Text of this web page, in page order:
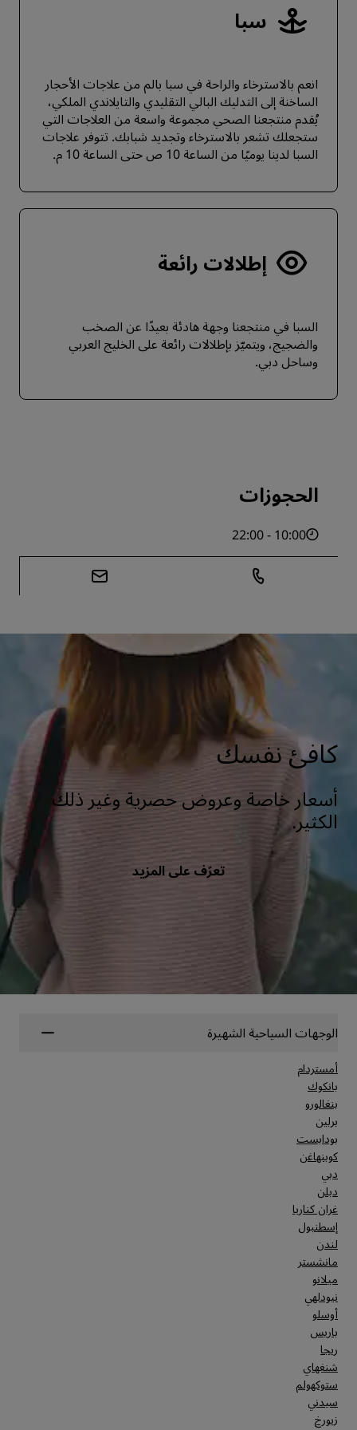
سبا
انعم بالاسترخاء والراحة في سبا بالم من علاجات الأحجار
الساخنة إلى التدليك البالي التقليدي والتايلاندي الملكي،
يُقدم منتجعنا الصحي مجموعة واسعة من العلاجات التي
ستجعلك تشعر بالاسترخاء وتجديد شبابك. تتوفر علاجات
السبا لدينا يوميًا من الساعة 10 ص حتى الساعة 10 م.
إطلالات رائعة
السبا في منتجعنا وجهة هادئة بعيدًا عن الصخب
والضجيج، ويتميّز بإطلالات رائعة على الخليج العربي
وساحل دبي.
الحجوزات
10:00 - 22:00
كافئ نفسك
أسعار خاصة وعروض حصرية وغير ذلك
الكثير.
تعرّف على المزيد
الوجهات السياحية الشهيرة
أمستردام
بانكوك
بنغالورو
برلين
بودابست
كوبنهاغن
دبي
دبلن
غران كناريا
إسطنبول
لندن
مانشستر
ميلانو
نيودلهي
أوسلو
باريس
ريجا
شنغهاي
ستوكهولم
سيدني
زيورخ